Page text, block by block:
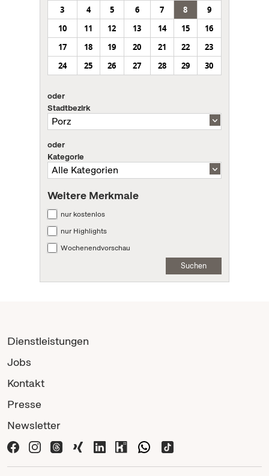
3
4 5 6 7 8
9
10
11 12 13 14 15
16
17
18 19 20 21 22
23
24
25 26 27 28 29 30
oder
Stadtbezirk
oder
Kategorie
Weitere Merkmale
nur kostenlos
nur Highlights
Wochenendvorschau
Suchen
Dienstleistungen
Jobs
Kontakt
Presse
Newsletter